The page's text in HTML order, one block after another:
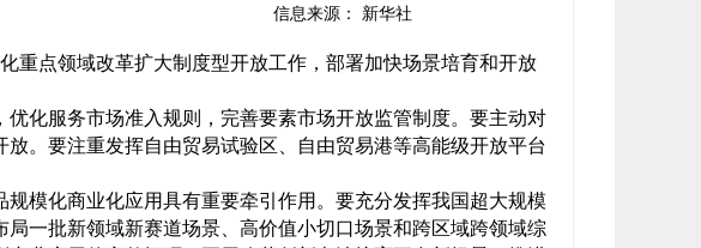
信息来源： 新华社
点领域改革扩大制度型开放工作，部署加快场景培育和开放
化服务市场准入规则，完善要素市场开放监管制度。要主动对
。要注重发挥自由贸易试验区、自由贸易港等高能级开放平台
模化商业化应用具有重要牵引作用。要充分发挥我国超大规模
一批新领域新赛道场景、高价值小切口场景和跨区域跨领域综